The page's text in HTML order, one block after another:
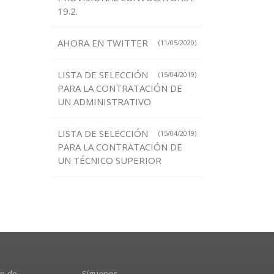
19.2.
(11/05/2020)
AHORA EN TWITTER
(15/04/2019)
LISTA DE SELECCIÓN
PARA LA CONTRATACIÓN DE
UN ADMINISTRATIVO
(15/04/2019)
LISTA DE SELECCIÓN
PARA LA CONTRATACIÓN DE
UN TÉCNICO SUPERIOR